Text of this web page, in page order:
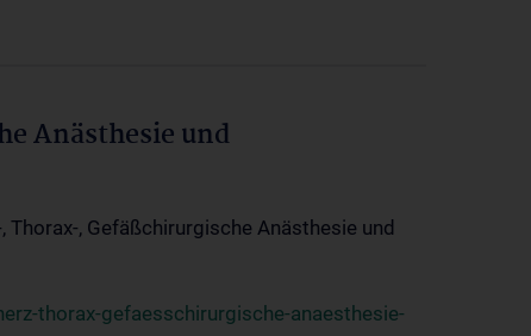
Anästhesie und
, Gefäßchirurgische Anästhesie und
thorax-gefaesschirurgische-anaesthesie-